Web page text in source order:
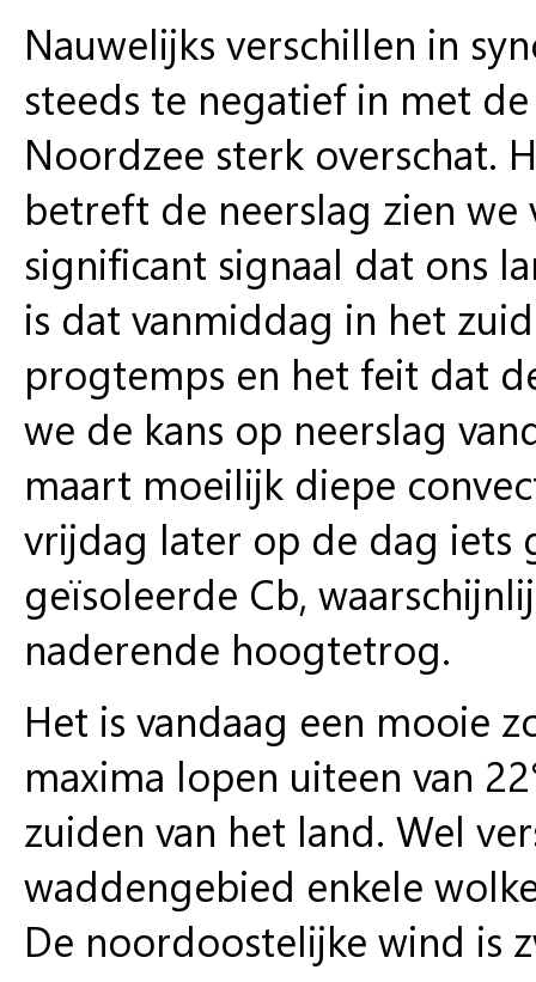
Nauwelijks verschillen in
steeds te negatief in met
Noordzee sterk overschat.
betreft de neerslag zien
significant signaal dat ons
is dat vanmiddag in het
progtemps en het feit dat
we de kans op neerslag
maart moeilijk diepe
vrijdag later op de dag iets
geïsoleerde Cb,
naderende hoogtetrog.
Het is vandaag een mooie
maxima lopen uiteen van
zuiden van het land. Wel
waddengebied enkele
De noordoostelijke wind is